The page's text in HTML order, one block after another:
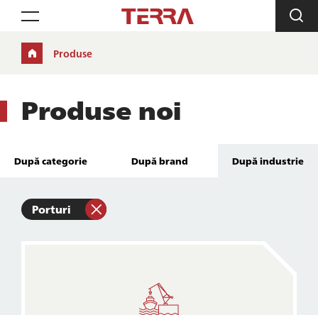
Toggle navigation
Produse
Produse noi
După categorie După brand După industrie
Porturi